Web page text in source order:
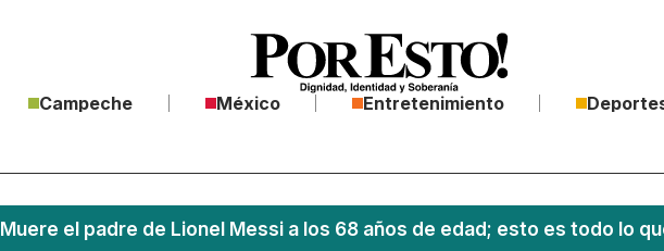
Campeche México Entretenimiento
Muere el padre de Lionel Messi a los 68 años de edad; esto es todo lo